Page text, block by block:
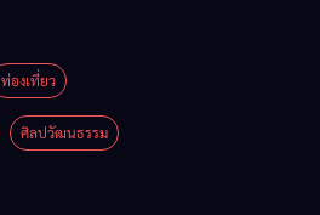
ท่องเที่ยว
ศิลปวัฒนธรรม